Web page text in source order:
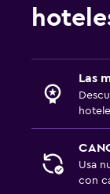
Las
Usa
con